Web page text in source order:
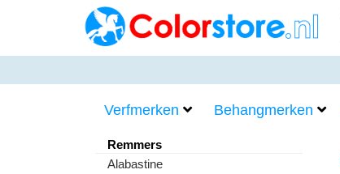
Verfmerken Behangmerken
Remmers
Alabastine